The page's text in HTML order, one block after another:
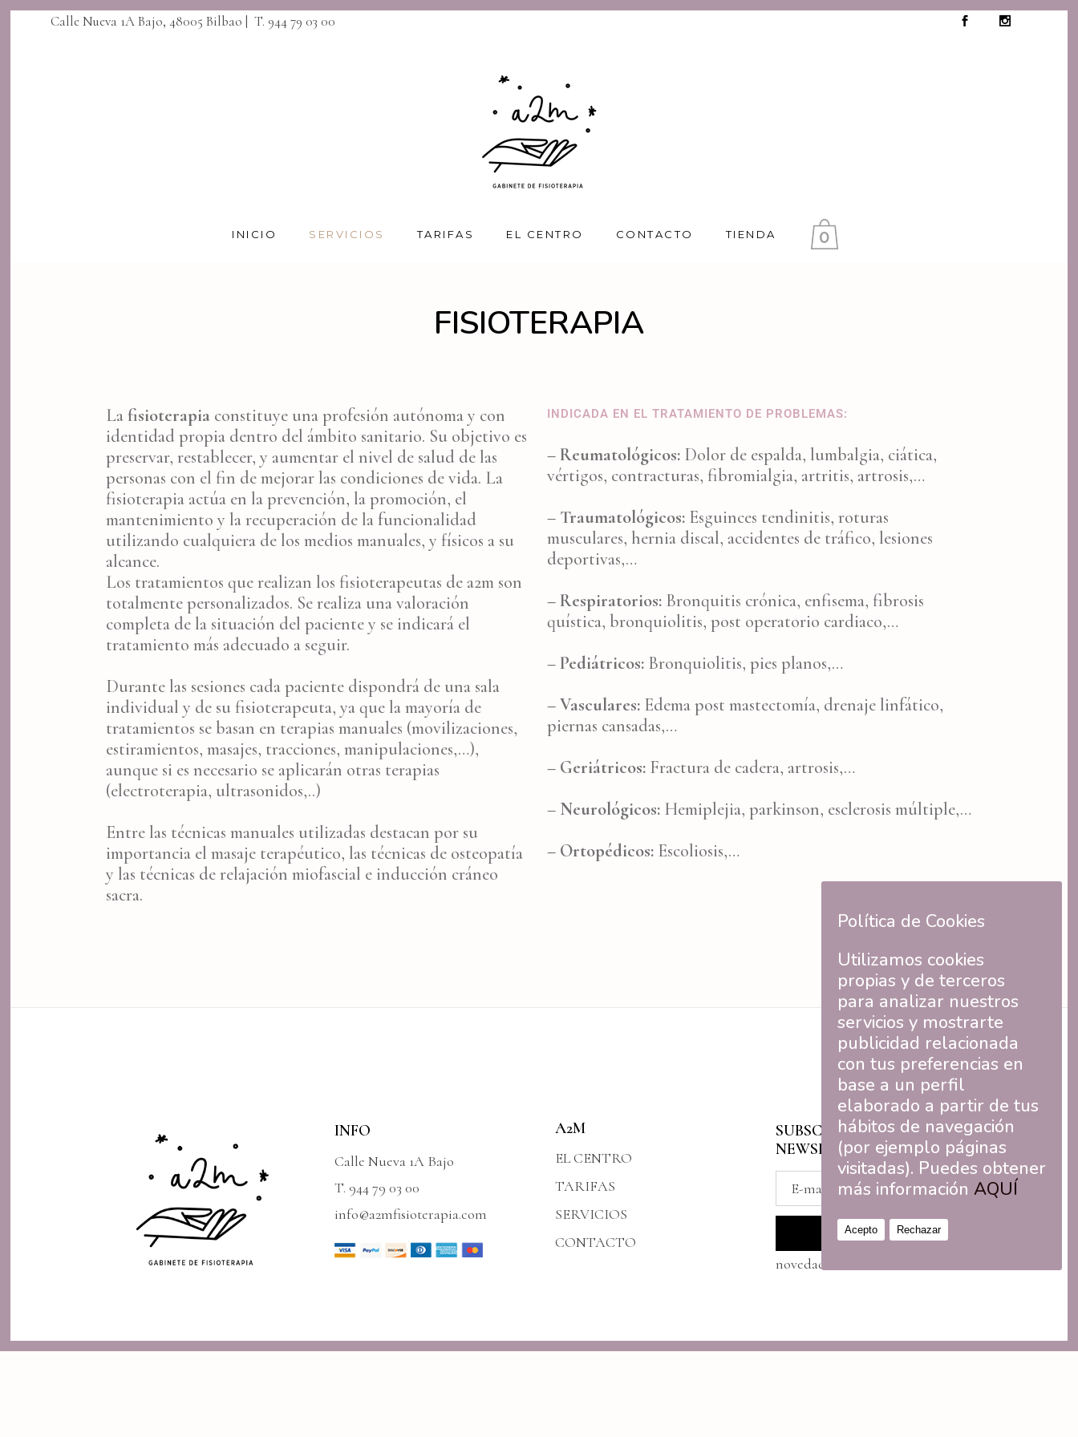
Calle Nueva 1A Bajo, 48005 Bilbao | T. 944 79 03 00
INICIO SERVICIOS TARIFAS EL CENTRO CONTACTO TIENDA 0
FISIOTERAPIA
La fisioterapia constituye una profesión autónoma y con
identidad propia dentro del ámbito sanitario. Su objetivo es
preservar, restablecer, y aumentar el nivel de salud de las
personas con el fin de mejorar las condiciones de vida. La
fisioterapia actúa en la prevención, la promoción, el
mantenimiento y la recuperación de la funcionalidad
utilizando cualquiera de los medios manuales, y físicos a su
alcance.
Los tratamientos que realizan los fisioterapeutas de a2m son
totalmente personalizados. Se realiza una valoración
completa de la situación del paciente y se indicará el
tratamiento más adecuado a seguir.
Durante las sesiones cada paciente dispondrá de una sala
individual y de su fisioterapeuta, ya que la mayoría de
tratamientos se basan en terapias manuales (movilizaciones,
estiramientos, masajes, tracciones, manipulaciones,…),
aunque si es necesario se aplicarán otras terapias
(electroterapia, ultrasonidos,..)
Entre las técnicas manuales utilizadas destacan por su
importancia el masaje terapéutico, las técnicas de osteopatía
y las técnicas de relajación miofascial e inducción cráneo
sacra.
INDICADA EN EL TRATAMIENTO DE PROBLEMAS:
– Reumatológicos: Dolor de espalda, lumbalgia, ciática,
vértigos, contracturas, fibromialgia, artritis, artrosis,…
– Traumatológicos: Esguinces tendinitis, roturas
musculares, hernia discal, accidentes de tráfico, lesiones
deportivas,…
– Respiratorios: Bronquitis crónica, enfisema, fibrosis
quística, bronquiolitis, post operatorio cardiaco,…
– Pediátricos: Bronquiolitis, pies planos,…
– Vasculares: Edema post mastectomía, drenaje linfático,
piernas cansadas,…
– Geriátricos: Fractura de cadera, artrosis,…
– Neurológicos: Hemiplejia, parkinson, esclerosis múltiple,…
– Ortopédicos: Escoliosis,…
INFO
Calle Nueva 1A Bajo
T. 944 79 03 00
info@a2mfisioterapia.com
A2M
EL CENTRO
TARIFAS
SERVICIOS
CONTACTO
SUBSCRÍBETE A NUESTRA
NEWSLETTER
*Registrate si quieres recibir
novedades sobre a2m
Política de Cookies
Utilizamos cookies
propias y de terceros
para analizar nuestros
servicios y mostrarte
publicidad relacionada
con tus preferencias en
base a un perfil
elaborado a partir de tus
hábitos de navegación
(por ejemplo páginas
visitadas). Puedes obtener
más información AQUÍ
Acepto Rechazar